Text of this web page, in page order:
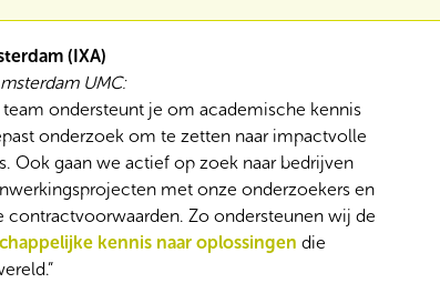
(IXA)
UMC:
team ondersteunt je om academische kennis
onderzoek om te zetten naar impactvolle
Ook gaan we actief op zoek naar bedrijven
met onze onderzoekers en
contractvoorwaarden. Zo ondersteunen wij de
kennis naar oplossingen die